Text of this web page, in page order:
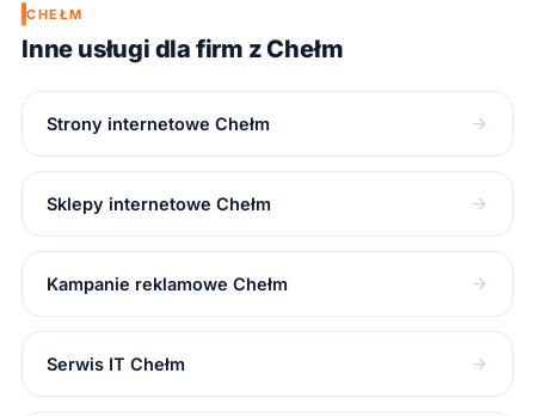
CHEŁM
Inne usługi dla firm z Chełm
Strony internetowe Chełm
Sklepy internetowe Chełm
Kampanie reklamowe Chełm
Serwis IT Chełm